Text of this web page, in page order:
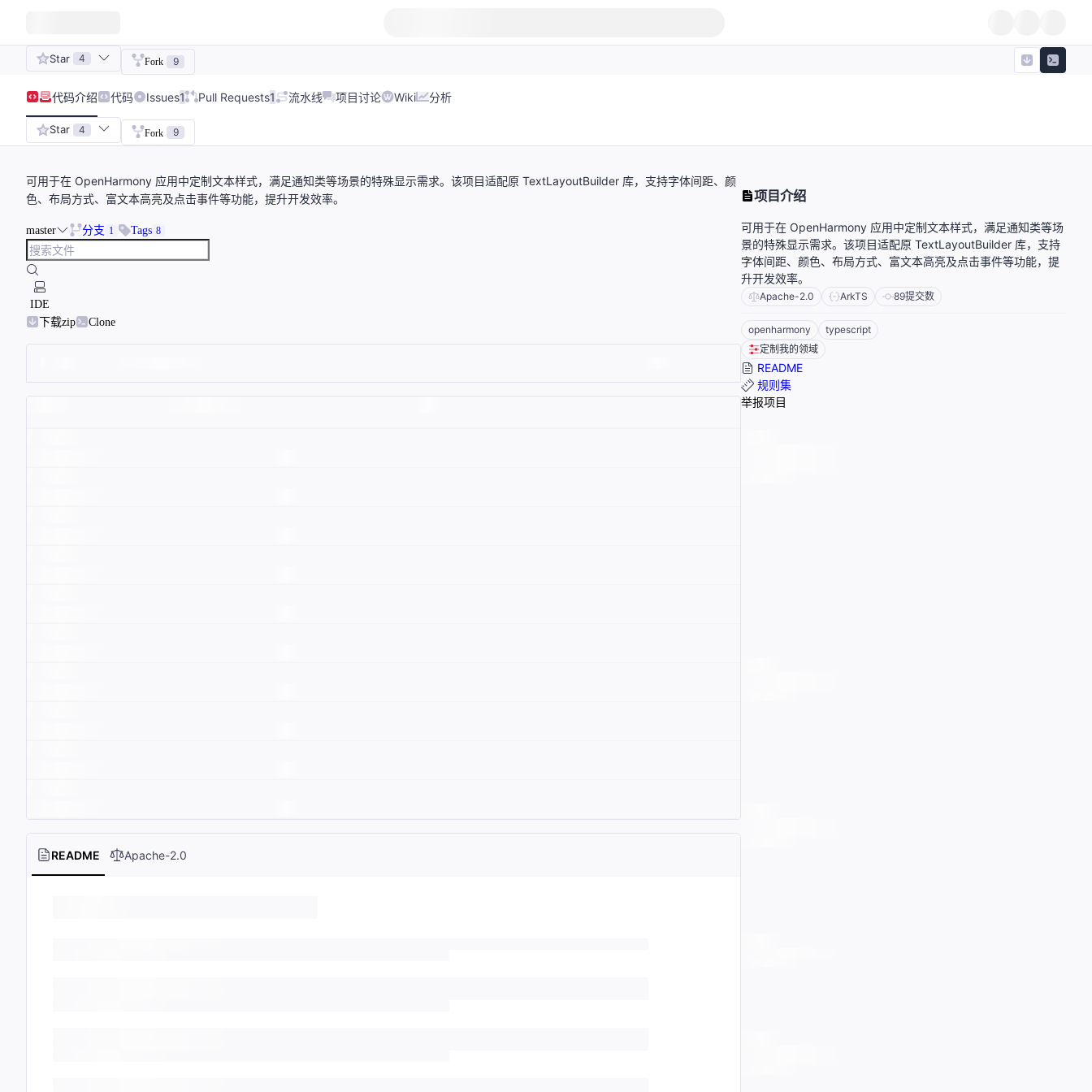
Star 4 Fork 9
代码介绍 代码 Issues1 Pull Requests1 流水线 项目讨论 Wiki 分析
Star 4 Fork 9
可用于在 OpenHarmony 应用中定制文本样式，满足通知类等场景的特殊显示需求。该项目适配原 TextLayoutBuilder 库，支持字体间距、颜
色、布局方式、富文本高亮及点击事件等功能，提升开发效率。
master 分支 1 Tags 8
IDE
下载zip
Clone
README Apache-2.0
项目介绍
可用于在 OpenHarmony 应用中定制文本样式，满足通知类等场
景的特殊显示需求。该项目适配原 TextLayoutBuilder 库，支持
字体间距、颜色、布局方式、富文本高亮及点击事件等功能，提
升开发效率。
Apache-2.0 ArkTS 89提交数
openharmony
typescript
定制我的领域
README
规则集
举报项目